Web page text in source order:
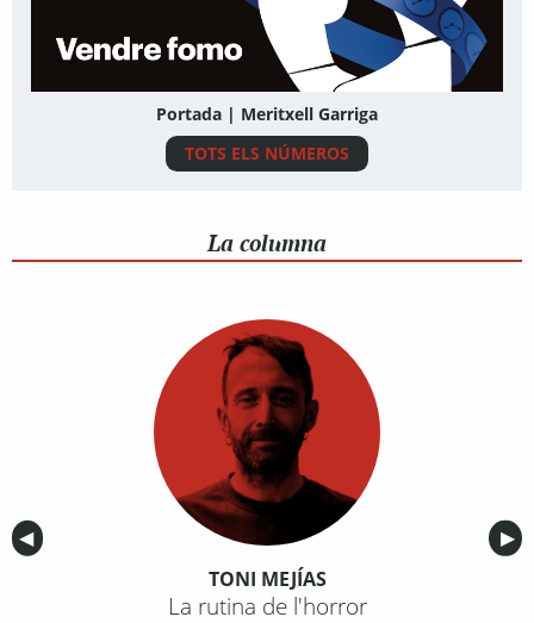
Portada | Meritxell Garriga
TOTS ELS NÚMEROS
La columna
Anterior
◀︎ ▶︎
TONI MEJÍAS
La rutina de l'horror